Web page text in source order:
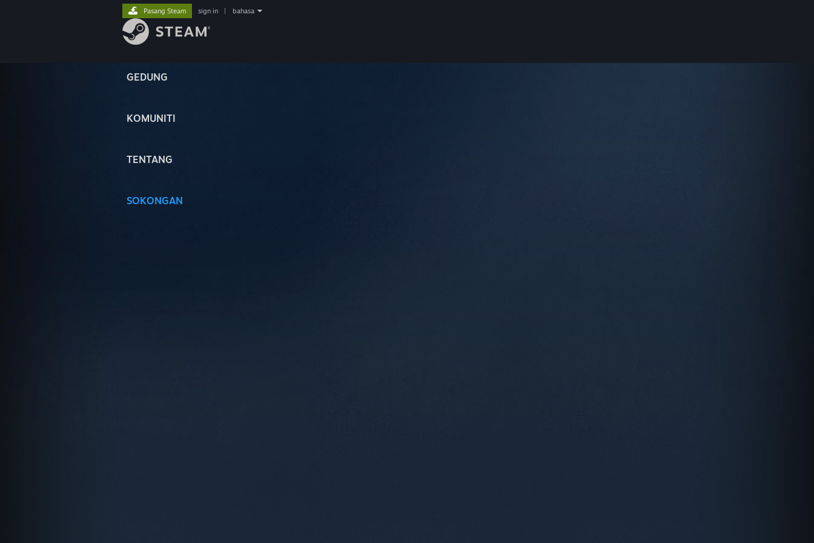
GEDUNG
KOMUNITI
TENTANG
SOKONGAN
Pasang Steam sign in bahasa